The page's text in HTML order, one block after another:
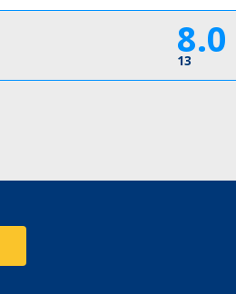
8.0
13